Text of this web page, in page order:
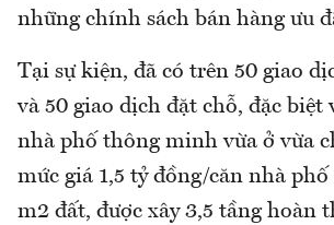
những chính sách bán hàng ưu
Tại sự kiện, đã có trên 50 giao
và 50 giao dịch đặt chỗ, đặc biệt
nhà phố thông minh vừa ở vừa
mức giá 1,5 tỷ đồng/căn nhà
m2 đất, được xây 3,5 tầng hoàn